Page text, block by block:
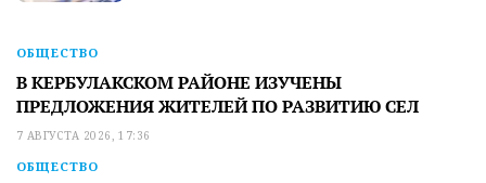
ОБЩЕСТВО
В КЕРБУЛАКСКОМ РАЙОНЕ ИЗУЧЕНЫ
ПРЕДЛОЖЕНИЯ ЖИТЕЛЕЙ ПО РАЗВИТИЮ СЕЛ
7 АВГУСТА 2026, 17:36
ОБЩЕСТВО